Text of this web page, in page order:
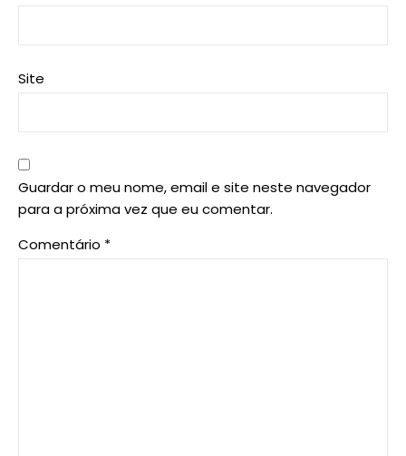
Site
Guardar o meu nome, email e site neste navegador
para a próxima vez que eu comentar.
Comentário *